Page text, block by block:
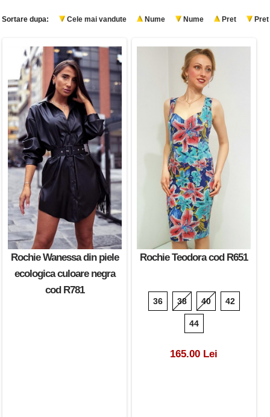
Sortare dupa: Cele mai vandute Nume Nume Pret Pret
Rochie Wanessa din piele
ecologica culoare negra
cod R781
Rochie Teodora cod R651
36 38 40 42
44
165.00 Lei